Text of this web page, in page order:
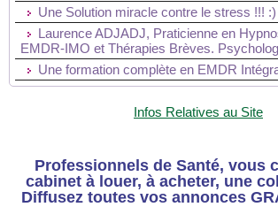
Une Solution miracle contre le stress !!! :)
Laurence ADJADJ, Praticienne en
EMDR-IMO et Thérapies Brèves.
Une formation complète en EMDR
Infos Relatives au Site
Professionnels de Santé, vous
cabinet à louer, à acheter, une
Diffusez toutes vos annonces